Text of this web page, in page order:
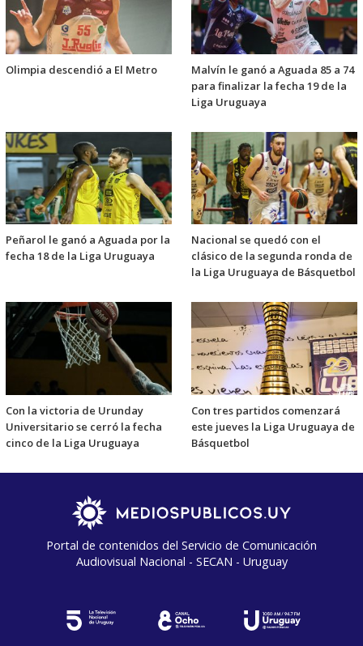
Olimpia descendió a El Metro
Malvín le ganó a Aguada 85 a 74
para finalizar la fecha 19 de la
Liga Uruguaya
Peñarol le ganó a Aguada por la
fecha 18 de la Liga Uruguaya
Nacional se quedó con el
clásico de la segunda ronda de
la Liga Uruguaya de Básquetbol
Con la victoria de Urunday
Universitario se cerró la fecha
cinco de la Liga Uruguaya
Con tres partidos comenzará
este jueves la Liga Uruguaya de
Básquetbol
Portal de contenidos del Servicio de Comunicación
Audiovisual Nacional - SECAN - Uruguay